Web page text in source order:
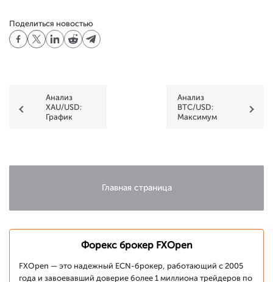
Поделиться новостью
Анализ
XAU/USD:
График
Анализ
BTC/USD:
Максимум
Главная страница
Форекс брокер FXOpen
FXOpen — это надежный ECN-брокер, работающий с 2005
года и завоевавший доверие более 1 миллиона трейдеров по